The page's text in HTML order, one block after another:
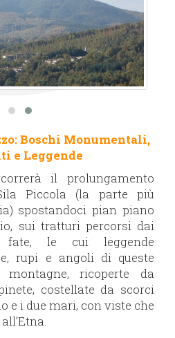
Boschi Monumentali,
e Leggende
il prolungamento
Piccola (la parte più
spostandoci pian piano
sui tratturi percorsi dai
le cui leggende
rupi e angoli di queste
montagne, ricoperte da
costellate da scorci
e i due mari, con viste che